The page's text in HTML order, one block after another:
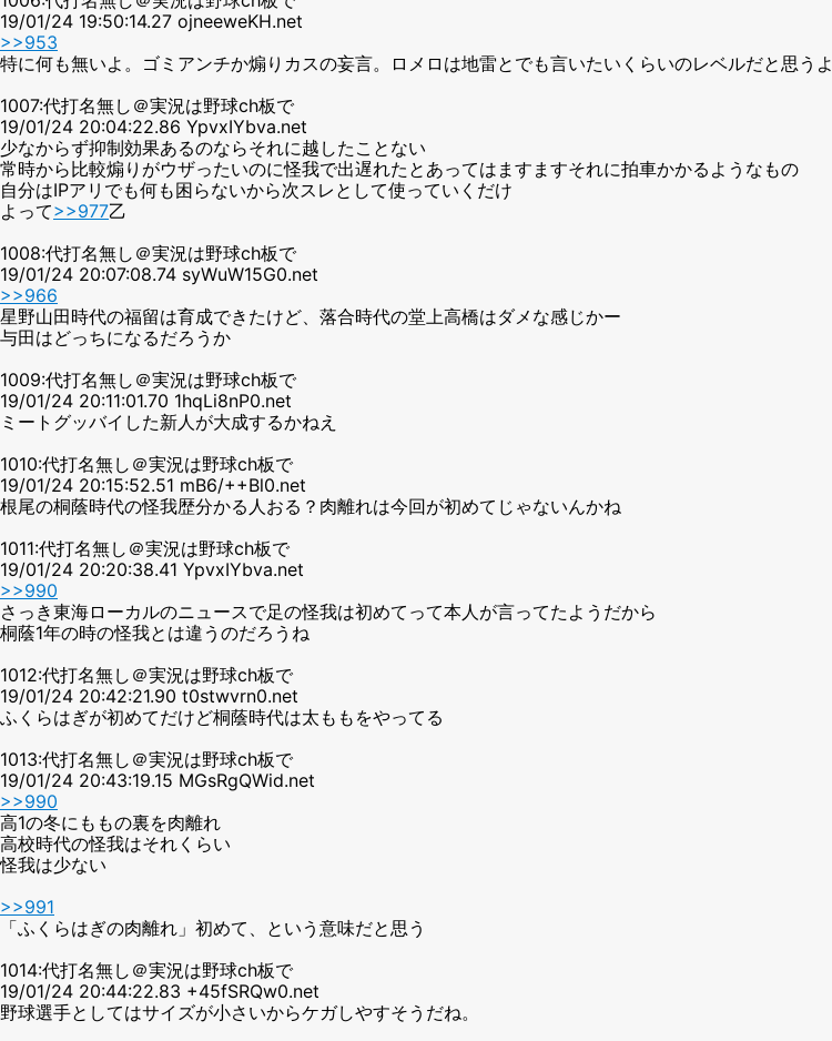
19/01/24 19:50:14.27 ojneeweKH.net
>>953
特に何も無いよ。ゴミアンチか煽りカスの妄言。ロメロは地雷とでも言いたいくらいのレベルだと思うよ
1007:代打名無し＠実況は野球ch板で
19/01/24 20:04:22.86 YpvxIYbva.net
少なからず抑制効果あるのならそれに越したことない
常時から比較煽りがウザったいのに怪我で出遅れたとあってはますますそれに拍車かかるようなもの
自分はIPアリでも何も困らないから次スレとして使っていくだけ
よって>>977乙
1008:代打名無し＠実況は野球ch板で
19/01/24 20:07:08.74 syWuW15G0.net
>>966
星野山田時代の福留は育成できたけど、落合時代の堂上高橋はダメな感じかー
与田はどっちになるだろうか
1009:代打名無し＠実況は野球ch板で
19/01/24 20:11:01.70 1hqLi8nP0.net
ミートグッバイした新人が大成するかねえ
1010:代打名無し＠実況は野球ch板で
19/01/24 20:15:52.51 mB6/++Bl0.net
根尾の桐蔭時代の怪我歴分かる人おる？肉離れは今回が初めてじゃないんかね
1011:代打名無し＠実況は野球ch板で
19/01/24 20:20:38.41 YpvxIYbva.net
>>990
さっき東海ローカルのニュースで足の怪我は初めてって本人が言ってたようだから
桐蔭1年の時の怪我とは違うのだろうね
1012:代打名無し＠実況は野球ch板で
19/01/24 20:42:21.90 t0stwvrn0.net
ふくらはぎが初めてだけど桐蔭時代は太ももをやってる
1013:代打名無し＠実況は野球ch板で
19/01/24 20:43:19.15 MGsRgQWid.net
>>990
高1の冬にももの裏を肉離れ
高校時代の怪我はそれくらい
怪我は少ない
>>991
「ふくらはぎの肉離れ」初めて、という意味だと思う
1014:代打名無し＠実況は野球ch板で
19/01/24 20:44:22.83 +45fSRQw0.net
野球選手としてはサイズが小さいからケガしやすそうだね。